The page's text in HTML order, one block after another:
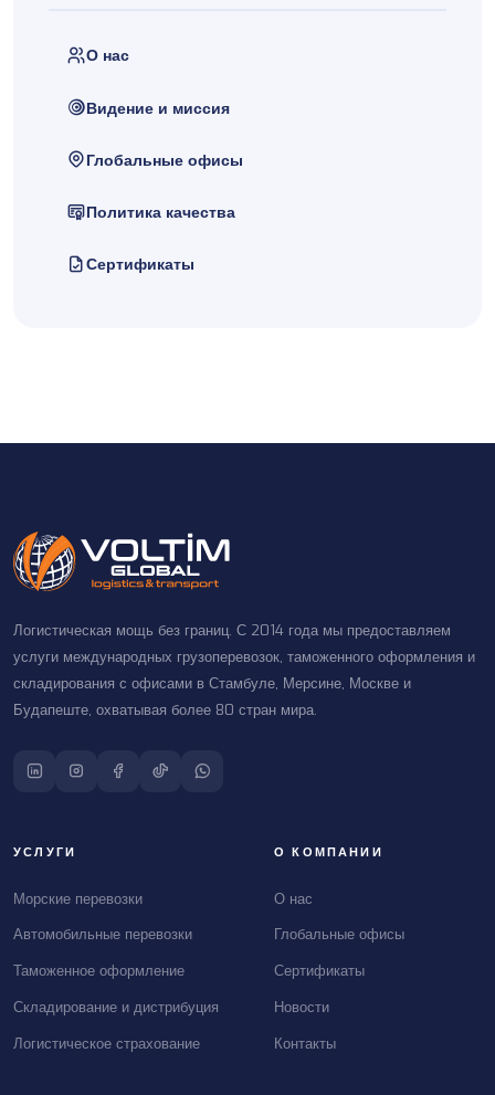
О нас
Видение и миссия
Глобальные офисы
Политика качества
Сертификаты
Логистическая мощь без границ. С 2014 года мы предоставляем
услуги международных грузоперевозок, таможенного оформления и
складирования с офисами в Стамбуле, Мерсине, Москве и
Будапеште, охватывая более 80 стран мира.
УСЛУГИ
Морские перевозки
Автомобильные перевозки
Таможенное оформление
Складирование и дистрибуция
Логистическое страхование
О КОМПАНИИ
О нас
Глобальные офисы
Сертификаты
Новости
Контакты